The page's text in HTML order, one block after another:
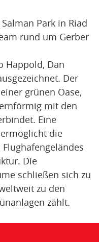
Park in Riad
rund um Gerber
Happold, Dan
Der
grünen Oase,
mit den
Eine
die
Die
schließen sich zu
zu den
zählt.